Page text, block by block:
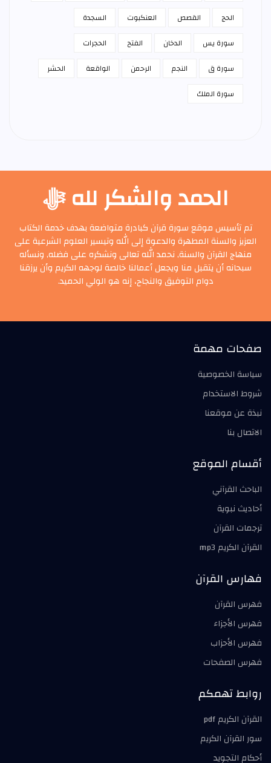
الحج
القصص العنكبوت
السجدة
سورة يس
الدخان الفتح
الحجرات
سورة ق
النجم الرحمن الواقعة
الحشر
سورة الملك
الحمد والشكر لله ﷻ
تم تأسيس موقع سورة قرآن كبادرة متواضعة بهدف خدمة الكتاب
العزيز والسنة المطهرة والدعوة إلى الله وتيسير العلوم الشرعية على
منهاج القرآن والسنة, نحمد الله تعالى ونشكره على فضله, ونسأله
سبحانه أن يتقبل منا ويجعل أعمالنا خالصة لوجهه الكريم وأن يرزقنا
دوام التوفيق والنجاح، إنه هو الولي الحميد.
صفحات مهمة
سياسة الخصوصية
شروط الاستخدام
نبذة عن موقعنا
الاتصال بنا
أقسام الموقع
الباحث القرآني
أحاديث نبوية
ترجمات القرآن
القرآن الكريم mp3
فهارس القرآن
فهرس القرآن
فهرس الأجزاء
فهرس الأحزاب
فهرس الصفحات
روابط تهمكم
القرآن الكريم pdf
سور القرآن الكريم
أحكام التجويد